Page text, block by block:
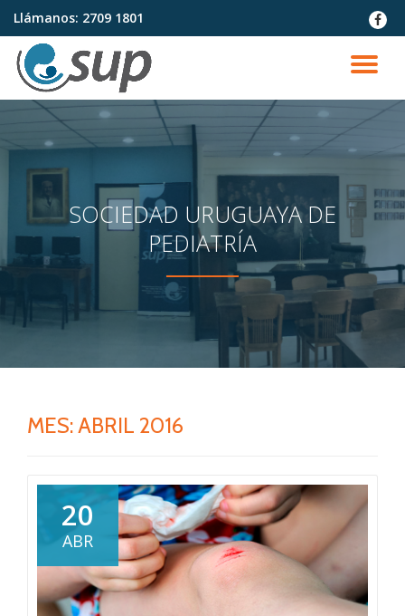
Saltar
contenido
Llámanos: 2709 1801
fa-
SOCIEDAD URUGUAYA DE
PEDIATRÍA
MES:ABRIL 2016
20
ABR